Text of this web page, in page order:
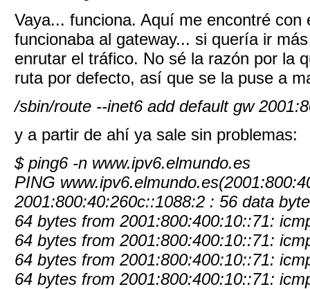
Vaya... funciona. Aquí me encontré con
funcionaba al gateway... si quería ir
enrutar el tráfico. No sé la razón por la
ruta por defecto, así que se la puse a
/sbin/route --inet6 add default gw
y a partir de ahí ya sale sin problemas:
$ ping6 -n www.ipv6.elmundo.es
PING
2001:800:40:260c::1088:2 : 56 data
64 bytes from 2001:800:400:10::71:
64 bytes from 2001:800:400:10::71:
64 bytes from 2001:800:400:10::71:
64 bytes from 2001:800:400:10::71: